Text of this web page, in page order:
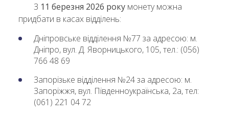
З 11 березня 2026 року монету можна
придбати в касах відділень:
Дніпровське відділення №77 за адресою: м.
Дніпро, вул. Д. Яворницького, 105, тел.: (056)
766 48 69
Запорізьке відділення №24 за адресою: м.
Запоріжжя, вул. Південноукраїнська, 2а, тел:
(061) 221 04 72